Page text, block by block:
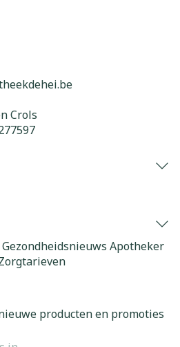
Crols
Gezondheidsnieuws Apotheker
producten en promoties